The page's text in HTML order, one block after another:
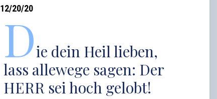
12/20/20
Die dein Heil lieben,
lass allewege sagen: Der
HERR sei hoch gelobt!